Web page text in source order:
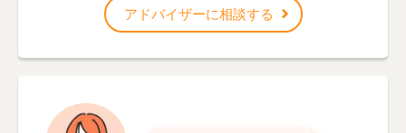
アドバイザーに相談する